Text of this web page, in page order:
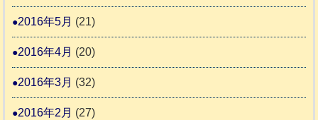
2016年5月 (21)
2016年4月 (20)
2016年3月 (32)
2016年2月 (27)